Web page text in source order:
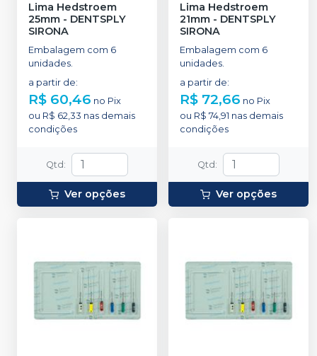
Lima Hedstroem
25mm - DENTSPLY
SIRONA
Embalagem com 6
unidades.
a partir de:
R$ 60,46 no Pix
ou R$ 62,33 nas demais
condições
Qtd :
Ver opções
Lima Hedstroem
21mm - DENTSPLY
SIRONA
Embalagem com 6
unidades.
a partir de:
R$ 72,66 no Pix
ou R$ 74,91 nas demais
condições
Qtd :
Ver opções